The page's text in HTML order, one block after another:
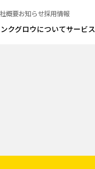
概要お知らせ採用情報
クグロウについてサービス